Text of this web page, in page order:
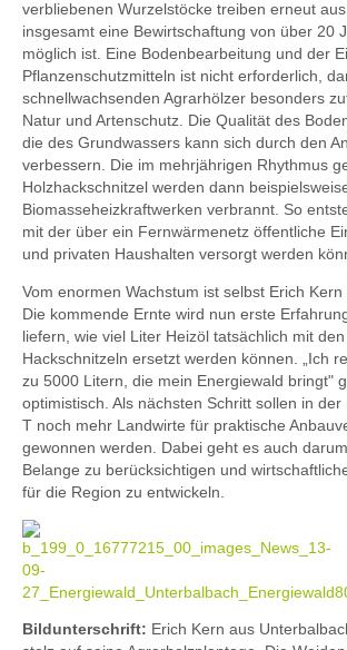
verbliebenen Wurzelstöcke treiben erneut
insgesamt eine Bewirtschaftung von über 20
möglich ist. Eine Bodenbearbeitung und der
Pflanzenschutzmitteln ist nicht erforderlich,
schnellwachsenden Agrarhölzer besonders
Natur und Artenschutz. Die Qualität des
die des Grundwassers kann sich durch den
verbessern. Die im mehrjährigen Rhythmus
Holzhackschnitzel werden dann
Biomasseheizkraftwerken verbrannt. So
mit der über ein Fernwärmenetz öffentliche
und privaten Haushalten versorgt werden
Vom enormen Wachstum ist selbst Erich Kern
Die kommende Ernte wird nun erste
liefern, wie viel Liter Heizöl tatsächlich mit den
Hackschnitzeln ersetzt werden können. „Ich
zu 5000 Litern, die mein Energiewald bringt"
optimistisch. Als nächsten Schritt sollen in der
T noch mehr Landwirte für praktische
gewonnen werden. Dabei geht es auch
Belange zu berücksichtigen und
für die Region zu entwickeln.
Bildunterschrift: Erich Kern aus